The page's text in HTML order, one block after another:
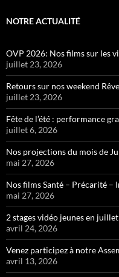
NOTRE ACTUALITÉ
OVP 2026: Nos films sur les
juillet 23, 2026
Retours sur nos weekend
juillet 23, 2026
Fête de l’été : performance
juillet 6, 2026
Nos projections du mois de
mai 27, 2026
Nos films Santé – Précarité –
mai 27, 2026
2 stages vidéo jeunes en juillet
avril 24, 2026
Venez participez à notre
avril 13, 2026